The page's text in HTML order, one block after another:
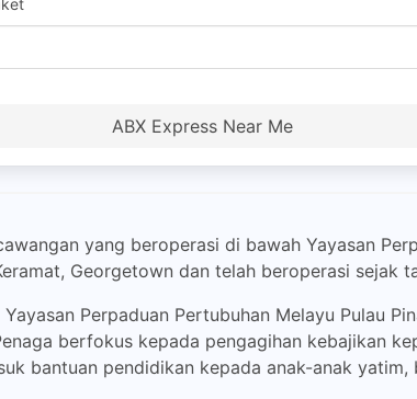
ABX Express Near Me
yang beroperasi di bawah Yayasan
Georgetown dan telah beroperasi sejak
Perpaduan Pertubuhan Melayu Pulau
berfokus kepada pengagihan kebajikan
bantuan pendidikan kepada anak-anak yatim,